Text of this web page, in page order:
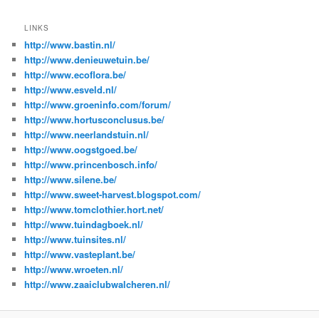
LINKS
http://www.bastin.nl/
http://www.denieuwetuin.be/
http://www.ecoflora.be/
http://www.esveld.nl/
http://www.groeninfo.com/forum/
http://www.hortusconclusus.be/
http://www.neerlandstuin.nl/
http://www.oogstgoed.be/
http://www.princenbosch.info/
http://www.silene.be/
http://www.sweet-harvest.blogspot.com/
http://www.tomclothier.hort.net/
http://www.tuindagboek.nl/
http://www.tuinsites.nl/
http://www.vasteplant.be/
http://www.wroeten.nl/
http://www.zaaiclubwalcheren.nl/